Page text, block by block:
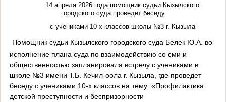
14 апреля 2026 года помощник судьи Кызылского
городского суда проведет беседу
с учениками 10-х классов школы №3 г. Кызыла
Помощник судьи Кызылского городского суда Белек Ю.А. во
исполнение плана суда по взаимодействию со сми и
общественностью запланировала встречу с учениками в
школе №3 имени Т.Б. Кечил-оола г. Кызыла, где проведет
беседу с учениками 10-х классов на тему: «Профилактика
детской преступности и беспризорности